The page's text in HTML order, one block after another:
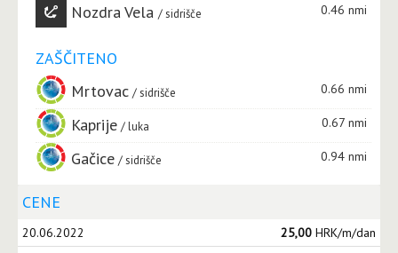
Nozdra Vela sidrišče 0.46 nmi
ZAŠČITENO
Mrtovac
sidrišče 0.66 nmi
Kaprije luka 0.67 nmi
Gačice sidrišče 0.94 nmi
CENE
20.06.2022 25,00 HRK/m/dan